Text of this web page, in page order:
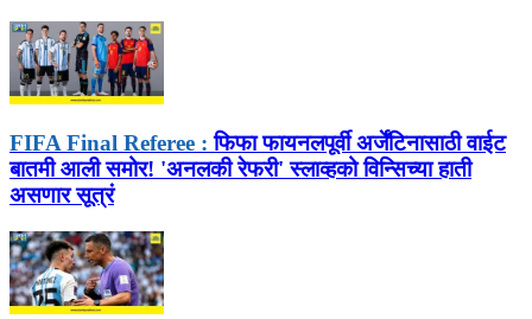
FIFA Final Referee : फिफा फायनलपूर्वी अर्जेंटिनासाठी वाईट
बातमी आली समोर! 'अनलकी रेफरी' स्लाव्हको विन्सिच्या हाती
असणार सूत्रं